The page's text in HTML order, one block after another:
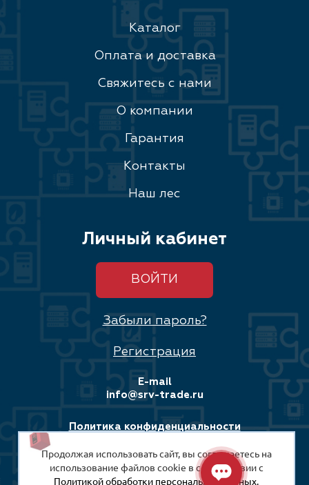
Каталог
Оплата и доставка
Свяжитесь с нами
О компании
Гарантия
Контакты
Наш лес
Личный кабинет
ВОЙТИ
Забыли пароль?
Регистрация
E-mail
info@srv-trade.ru
Политика конфиденциальности
Соглашение на обработку персональных данных
Продолжая использовать сайт, вы соглашаетесь на
использование файлов cookie в соответствии с
Политикой обработки персональных данных.